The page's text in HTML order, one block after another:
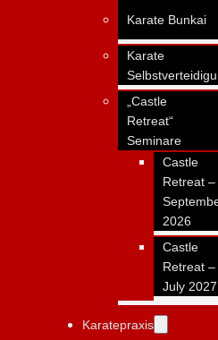
Karate Bunkai
Karate
„Castle
Retreat“
Seminare
Castle
Retreat –
2026
Castle
Retreat –
July 2027
Karatepraxis